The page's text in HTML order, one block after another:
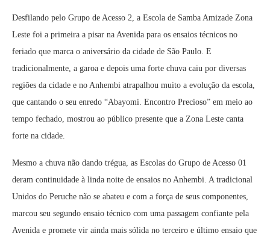
Desfilando pelo Grupo de Acesso 2, a Escola de Samba Amizade Zona
Leste foi a primeira a pisar na Avenida para os ensaios técnicos no
feriado que marca o aniversário da cidade de São Paulo. E
tradicionalmente, a garoa e depois uma forte chuva caiu por diversas
regiões da cidade e no Anhembi atrapalhou muito a evolução da escola,
que cantando o seu enredo “Abayomi. Encontro Precioso” em meio ao
tempo fechado, mostrou ao público presente que a Zona Leste canta
forte na cidade.
Mesmo a chuva não dando trégua, as Escolas do Grupo de Acesso 01
deram continuidade à linda noite de ensaios no Anhembi. A tradicional
Unidos do Peruche não se abateu e com a força de seus componentes,
marcou seu segundo ensaio técnico com uma passagem confiante pela
Avenida e promete vir ainda mais sólida no terceiro e último ensaio que